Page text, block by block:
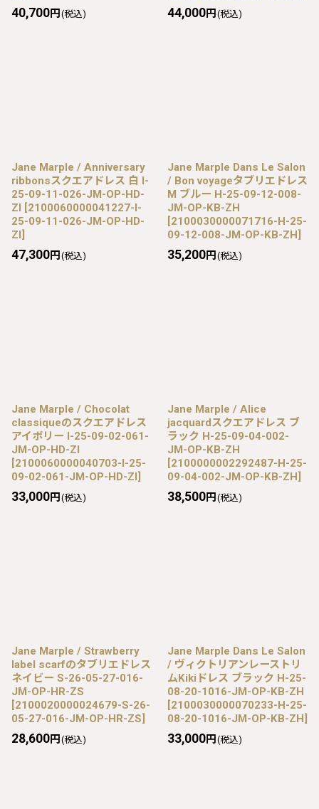
40,700円 (税込) 44,000円 (税込)
Jane Marple / Anniversary
ribbonsスクエアドレス 白 I-
25-09-11-026-JM-OP-HD-
ZI [2100060000041227-I-
25-09-11-026-JM-OP-HD-
ZI]
47,300円 (税込)
Jane Marple Dans Le Salon
/ Bon voyageタブリエドレス
M ブルー H-25-09-12-008-
JM-OP-KB-ZH
[2100030000071716-H-25-
09-12-008-JM-OP-KB-ZH]
35,200円 (税込)
Jane Marple / Chocolat
classiqueのスクエアドレス
アイボリー I-25-09-02-061-
JM-OP-HD-ZI
[2100060000040703-I-25-
09-02-061-JM-OP-HD-ZI]
33,000円 (税込)
Jane Marple / Alice
jacquardスクエアドレス ブ
ラック H-25-09-04-002-
JM-OP-KB-ZH
[2100000002292487-H-25-
09-04-002-JM-OP-KB-ZH]
38,500円 (税込)
Jane Marple / Strawberry
label scarfのタブリエドレス
ネイビー S-26-05-27-016-
JM-OP-HR-ZS
[2100020000024679-S-26-
05-27-016-JM-OP-HR-ZS]
28,600円 (税込)
Jane Marple Dans Le Salon
/ ヴィクトリアンレーストリ
ムKikiドレス ブラック H-25-
08-20-1016-JM-OP-KB-ZH
[2100030000070233-H-25-
08-20-1016-JM-OP-KB-ZH]
33,000円 (税込)